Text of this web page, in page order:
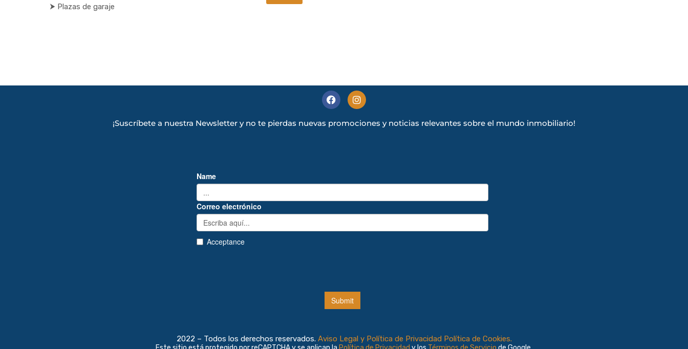
⮞ Plazas de garaje
¡Suscríbete a nuestra Newsletter y no te pierdas nuevas promociones y noticias relevantes sobre el mundo inmobiliario!
2022 – Todos los derechos reservados. Aviso Legal y Política de Privacidad Política de Cookies.